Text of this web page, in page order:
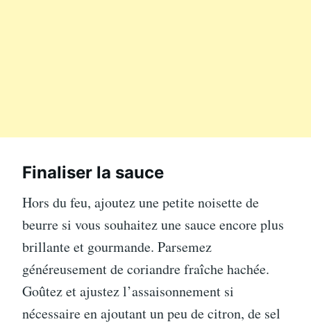
Finaliser la sauce
Hors du feu, ajoutez une petite noisette de
beurre si vous souhaitez une sauce encore plus
brillante et gourmande. Parsemez
généreusement de coriandre fraîche hachée.
Goûtez et ajustez l’assaisonnement si
nécessaire en ajoutant un peu de citron, de sel